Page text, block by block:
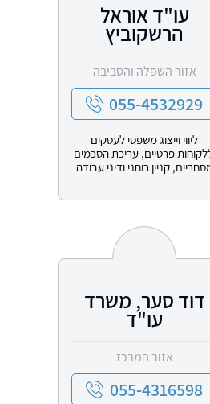
עו"ד אוראל
הרשקוביץ
אזור השפלה והסביבה
055-4532929
ליווי וייצוג משפטי לעסקים
פרטיים, עריכת הסכמים
קניין רוחני ודיני עבודה
דוד סער, משרד
עו"ד
אזור המרכז
055-4316598